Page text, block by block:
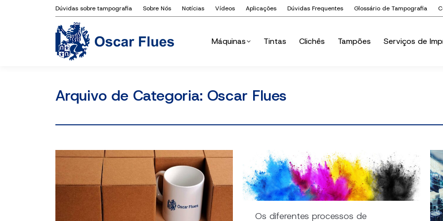
Dúvidas sobre tampografia Sobre Nós Notícias Vídeos Aplicações Dúvidas Frequentes Glossário de Tampografia
Máquinas Tintas Clichês Tampões Serviços de
Arquivo de Categoria: Oscar Flues
Os diferentes processos de